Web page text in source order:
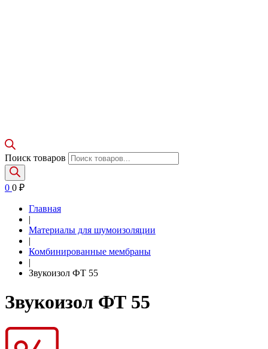
Поиск товаров
0 0 ₽
Главная
|
Материалы для шумоизоляции
|
Комбинированные мембраны
|
Звукоизол ФТ 55
Звукоизол ФТ 55